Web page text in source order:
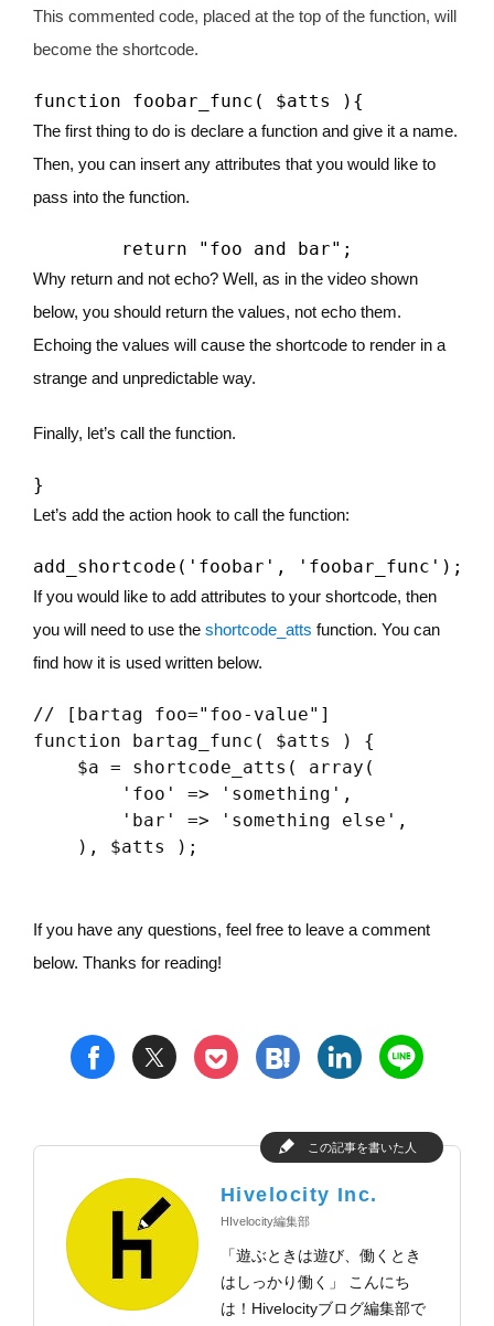
This commented code, placed at the top of the function, will
become the shortcode.
function foobar_func( $atts ){
The first thing to do is declare a function and give it a name.
Then, you can insert any attributes that you would like to
pass into the function.
	return "foo and bar";
Why return and not echo? Well, as in the video shown
below, you should return the values, not echo them.
Echoing the values will cause the shortcode to render in a
strange and unpredictable way.
Finally, let’s call the function.
Let’s add the action hook to call the function:
add_shortcode('foobar', 'foobar_func');
If you would like to add attributes to your shortcode, then
you will need to use the shortcode_atts function. You can
find how it is used written below.
// [bartag foo="foo-value"]
function bartag_func( $atts ) {
    $a = shortcode_atts( array(
        'foo' => 'something',
        'bar' => 'something else',
If you have any questions, feel free to leave a comment
below. Thanks for reading!
f t p h l n
この記事を書いた人
Hivelocity Inc.
HIvelocity編集部
「遊ぶときは遊び、働くとき
はしっかり働く」 こんにち
は！Hivelocityブログ編集部で